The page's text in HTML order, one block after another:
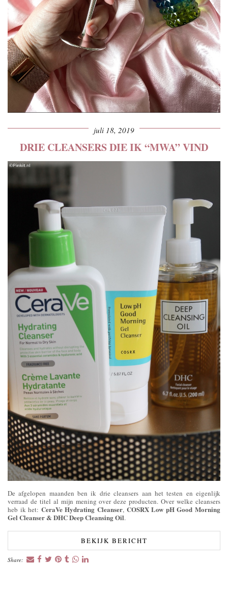
juli 18, 2019
DRIE CLEANSERS DIE IK “MWA” VIND
De afgelopen maanden ben ik drie cleansers aan het testen en eigenlijk
verraad de titel al mijn mening over deze producten. Over welke cleansers
heb ik het: CeraVe Hydrating Cleanser, COSRX Low pH Good Morning
Gel Cleanser & DHC Deep Cleansing Oil.
BEKIJK BERICHT
Share: